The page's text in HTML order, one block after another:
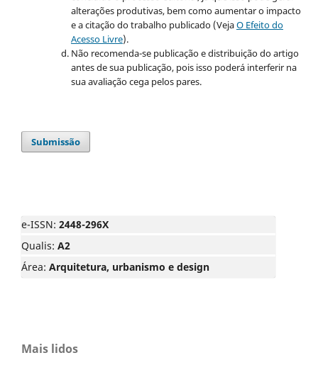
alterações produtivas, bem como aumentar o impacto
e a citação do trabalho publicado (VejaO Efeito do
Acesso Livre).
Não recomenda-se publicação e distribuição do artigo
antes de sua publicação, pois isso poderá interferir na
sua avaliação cega pelos pares.
Submissão
e-ISSN: 2448-296X
Qualis: A2
Área: Arquitetura, urbanismo e design
Mais lidos